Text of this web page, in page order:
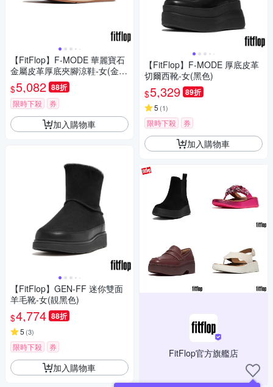
【FitFlop】F-MODE 華麗寶石
金屬皮革厚底夾腳涼鞋-女(金
色)
$5,082 88折
限時下殺 券
加入購物車
【FitFlop】GEN-FF 迷你雙面
羊毛靴-女(靚黑色)
$4,774 88折
5 (3)
限時下殺 券
加入購物車
【FitFlop】F-MODE 厚底皮革
切爾西靴-女(黑色)
$5,329 89折
5 (1)
限時下殺 券
加入購物車
FitFlop官方旗艦店